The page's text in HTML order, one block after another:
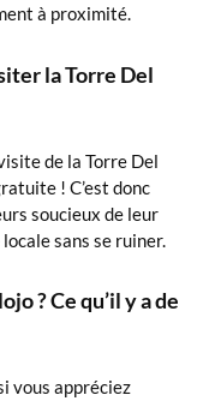
à proximité.
la Torre Del
de la Torre Del
! C’est donc
soucieux de leur
sans se ruiner.
? Ce qu’il y a de
vous appréciez